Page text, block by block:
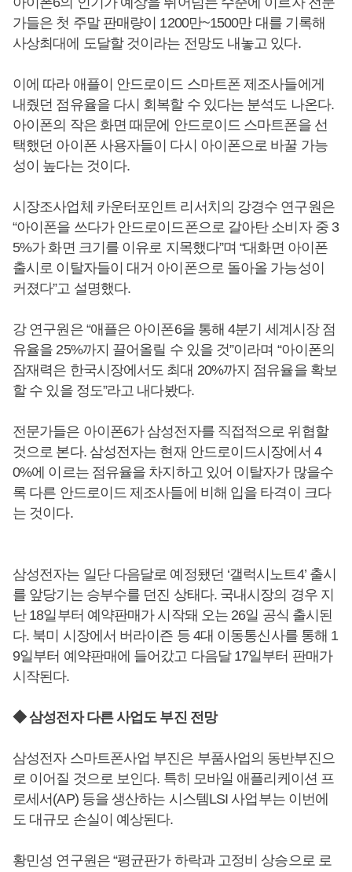
가들은 첫 주말 판매량이 1200만~1500만 대를 기록해
사상최대에 도달할 것이라는 전망도 내놓고 있다.
이에 따라 애플이 안드로이드 스마트폰 제조사들에게
내줬던 점유율을 다시 회복할 수 있다는 분석도 나온다.
아이폰의 작은 화면 때문에 안드로이드 스마트폰을 선
택했던 아이폰 사용자들이 다시 아이폰으로 바꿀 가능
성이 높다는 것이다.
시장조사업체 카운터포인트 리서치의 강경수 연구원은
“아이폰을 쓰다가 안드로이드폰으로 갈아탄 소비자 중 3
5%가 화면 크기를 이유로 지목했다”며 “대화면 아이폰
출시로 이탈자들이 대거 아이폰으로 돌아올 가능성이
커졌다”고 설명했다.
강 연구원은 “애플은 아이폰6을 통해 4분기 세계시장 점
유율을 25%까지 끌어올릴 수 있을 것”이라며 “아이폰의
잠재력은 한국시장에서도 최대 20%까지 점유율을 확보
할 수 있을 정도”라고 내다봤다.
전문가들은 아이폰6가 삼성전자를 직접적으로 위협할
것으로 본다. 삼성전자는 현재 안드로이드시장에서 4
0%에 이르는 점유율을 차지하고 있어 이탈자가 많을수
록 다른 안드로이드 제조사들에 비해 입을 타격이 크다
는 것이다.
삼성전자는 일단 다음달로 예정됐던 ‘갤럭시노트4’ 출시
를 앞당기는 승부수를 던진 상태다. 국내시장의 경우 지
난 18일부터 예약판매가 시작돼 오는 26일 공식 출시된
다. 북미 시장에서 버라이즌 등 4대 이동통신사를 통해 1
9일부터 예약판매에 들어갔고 다음달 17일부터 판매가
시작된다.
◆ 삼성전자 다른 사업도 부진 전망
삼성전자 스마트폰사업 부진은 부품사업의 동반부진으
로 이어질 것으로 보인다. 특히 모바일 애플리케이션 프
로세서(AP) 등을 생산하는 시스템LSI 사업부는 이번에
도 대규모 손실이 예상된다.
황민성 연구원은 “평균판가 하락과 고정비 상승으로 로